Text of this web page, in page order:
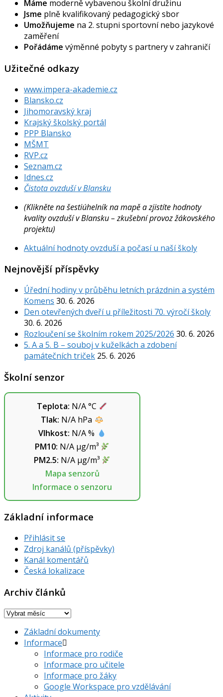
Máme moderně vybavenou školní družinu
Jsme plně kvalifikovaný pedagogický sbor
Umožňujeme na 2. stupni sportovní nebo jazykové
zaměření
Pořádáme výměnné pobyty s partnery v zahraničí
Užitečné odkazy
www.impera-akademie.cz
Blansko.cz
Jihomoravský kraj
Krajský školský portál
PPP Blansko
MŠMT
RVP.cz
Seznam.cz
Idnes.cz
Čistota ovzduší v Blansku
(Klikněte na šestiúhelník na mapě a zjistíte hodnoty
kvality ovzduší v Blansku – zkušební provoz žákovského
projektu)
Aktuální hodnoty ovzduší a počasí u naší školy
Nejnovější příspěvky
Úřední hodiny v průběhu letních prázdnin a systém
Komens 30. 6. 2026
Den otevřených dveří u příležitosti 70. výročí školy
30. 6. 2026
Rozloučení se školním rokem 2025/2026 30. 6. 2026
5. A a 5. B – souboj v kuželkách a zdobení
památečních triček 25. 6. 2026
Školní senzor
Teplota: N/A°C
Tlak: N/A hPa
Vlhkost: N/A%
PM10: N/Aµg/m³
PM2.5: N/Aµg/m³
Mapa senzorů
Informace o senzoru
Základní informace
Přihlásit se
Zdroj kanálů (příspěvky)
Kanál komentářů
Česká lokalizace
Archiv článků
Archiv
Základní dokumenty
Informace
Informace pro rodiče
Informace pro učitele
Informace pro žáky
Google Workspace pro vzdělávání